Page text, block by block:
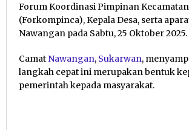
Forum Koordinasi Pimpinan Kecamatan
(Forkompinca), Kepala Desa, serta
Nawangan pada Sabtu, 25 Oktober 2025.
Camat Nawangan, Sukarwan,
langkah cepat ini merupakan bentuk
pemerintah kepada masyarakat.